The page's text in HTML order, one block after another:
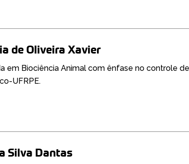
de Oliveira Xavier
em Biociência Animal com ênfase no controle
UFRPE.
Silva Dantas